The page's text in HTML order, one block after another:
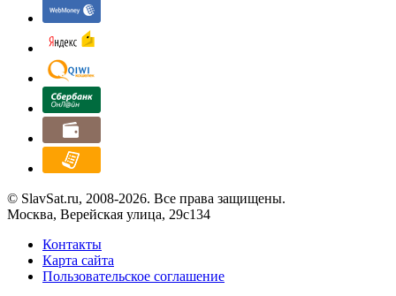
© SlavSat.ru, 2008-2026. Все права защищены.
Москва, Верейская улица, 29с134
Контакты
Карта сайта
Пользовательское соглашение